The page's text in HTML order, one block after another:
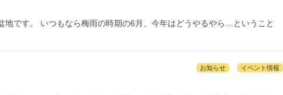
です。 いつもなら梅雨の時期の6月、今年はどうやるやら…ということ
お知らせ イベント情報